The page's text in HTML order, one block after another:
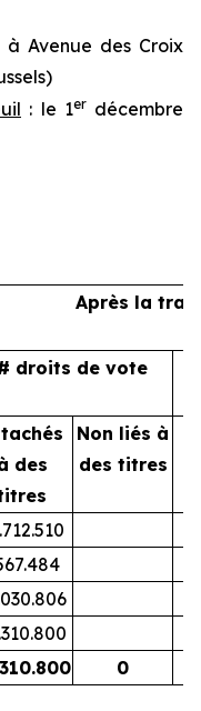
Avenue des Croix
: le 1erdécembre
Après la
droits de vote
des
Non liés à
des titres
0